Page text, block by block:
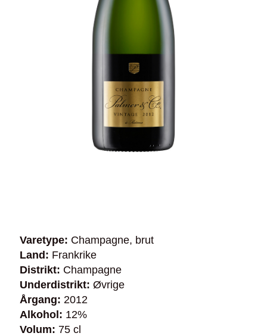
Varetype: Champagne, brut
Land: Frankrike
Distrikt: Champagne
Underdistrikt: Øvrige
Årgang: 2012
Alkohol: 12%
Volum: 75 cl